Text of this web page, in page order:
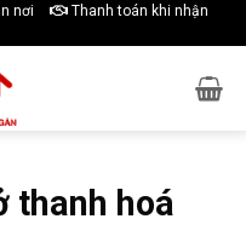
nơi
Thanh toán khi nhận
thanh hoá